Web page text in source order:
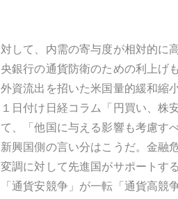
対して、内需の寄与度が相対的に
央銀行の通貨防衛のための利上げ
外資流出を招いた米国量的緩和縮
１日付け日経コラム「円買い、株
て、「他国に与える影響も考慮す
新興国側の言い分はこうだ。金融
変調に対して先進国がサポートす
「通貨安競争」が一転「通貨高競